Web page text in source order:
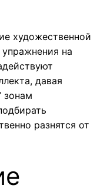
художественной
на
давая
зонам
разнятся от